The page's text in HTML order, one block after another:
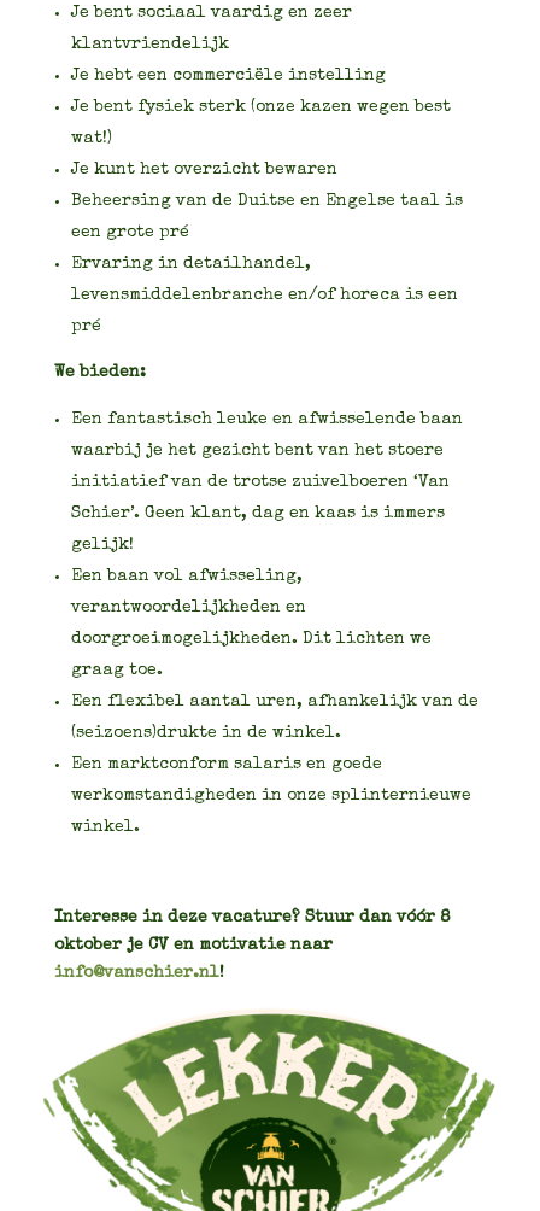
Je bent sociaal vaardig en zeer
klantvriendelijk
Je hebt een commerciële instelling
Je bent fysiek sterk (onze kazen wegen best
wat!)
Je kunt het overzicht bewaren
Beheersing van de Duitse en Engelse taal is
een grote pré
Ervaring in detailhandel,
levensmiddelenbranche en/of horeca is een
pré
We bieden:
Een fantastisch leuke en afwisselende baan
waarbij je het gezicht bent van het stoere
initiatief van de trotse zuivelboeren ‘Van
Schier’. Geen klant, dag en kaas is immers
gelijk!
Een baan vol afwisseling,
verantwoordelijkheden en
doorgroeimogelijkheden. Dit lichten we
graag toe.
Een flexibel aantal uren, afhankelijk van de
(seizoens)drukte in de winkel.
Een marktconform salaris en goede
werkomstandigheden in onze splinternieuwe
winkel.
Interesse in deze vacature? Stuur dan vóór 8
oktober je CV en motivatie naar
info@vanschier.nl!